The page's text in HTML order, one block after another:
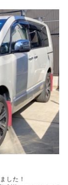
した！